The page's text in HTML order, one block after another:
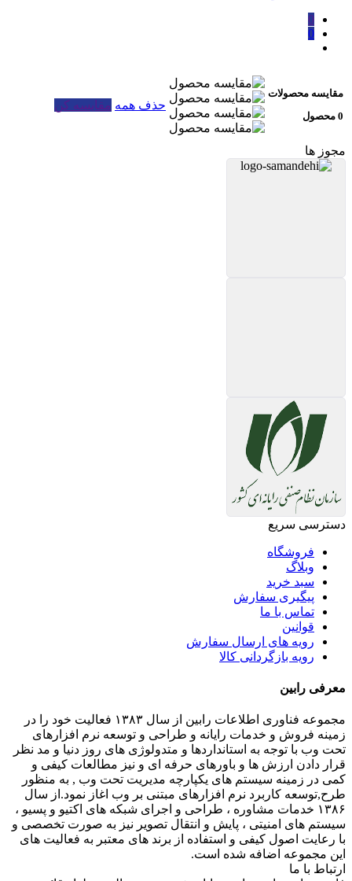
0
0
مقایسه محصولات
0 محصول
حذف همه مقایسه کن
مجوز ها
دسترسی سریع
فروشگاه
وبلاگ
سبد خرید
پیگیری سفارش
تماس با ما
قوانین
رویه های ارسال سفارش
رویه بازگردانی کالا
معرفی رابین
مجموعه فناوری اطلاعات رابین از سال ۱۳۸۳ فعالیت خود را در
زمینه فروش و خدمات رایانه و طراحی و توسعه نرم افزارهای
تحت وب با توجه به استانداردها و متدولوژی های روز دنیا و مد نظر
قرار دادن ارزش ها و باورهای حرفه ای و نیز مطالعات کیفی و
کمی در زمینه سیستم های یکپارچه مدیریت تحت وب , به منظور
طرح,توسعه کاربرد نرم افزارهای مبتنی بر وب اغاز نمود.از سال
۱۳۸۶ خدمات مشاوره ، طراحی و اجرای شبکه های اکتیو و پسیو ،
سیستم های امنیتی ، پایش و انتقال تصویر نیز به صورت تخصصی و
با رعایت اصول کیفی و استفاده از برند های معتبر به فعالیت های
این مجموعه اضافه شده است.
ارتباط با ما